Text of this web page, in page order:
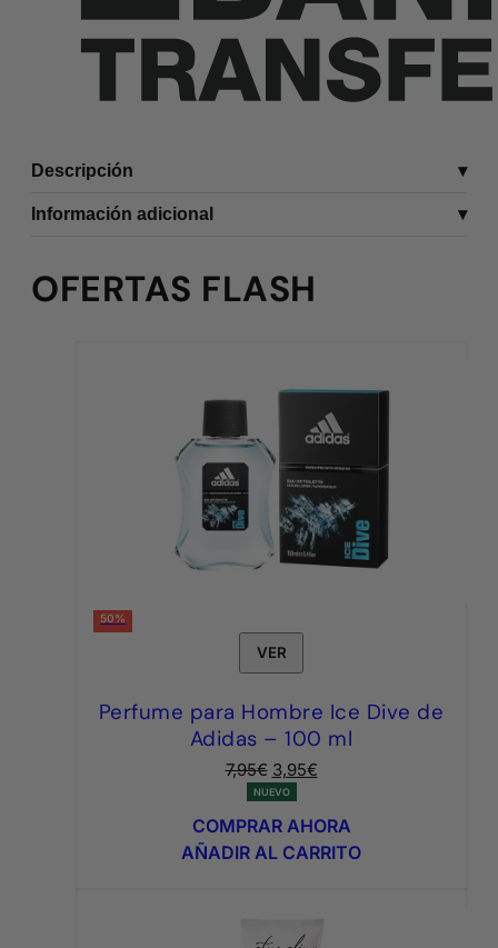
Descripción
Información adicional
OFERTAS FLASH
50%
VER
Perfume para Hombre Ice Dive de
Adidas – 100 ml
7,95€ El
precio
original
era:
3,95€El
actual
es:
NUEVO
COMPRAR AHORA
AÑADIR AL CARRITO